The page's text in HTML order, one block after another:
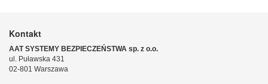
Kontakt
AAT SYSTEMY BEZPIECZEŃSTWA sp. z o.o.
ul. Puławska 431
02-801 Warszawa